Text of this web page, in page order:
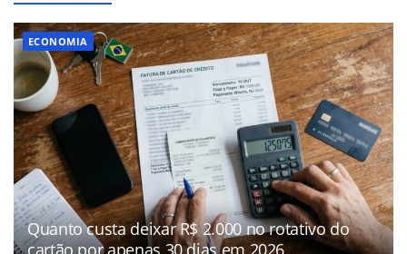
ECONOMIA
Quanto custa deixar R$ 2.000 no rotativo do
cartão por apenas 30 dias em 2026